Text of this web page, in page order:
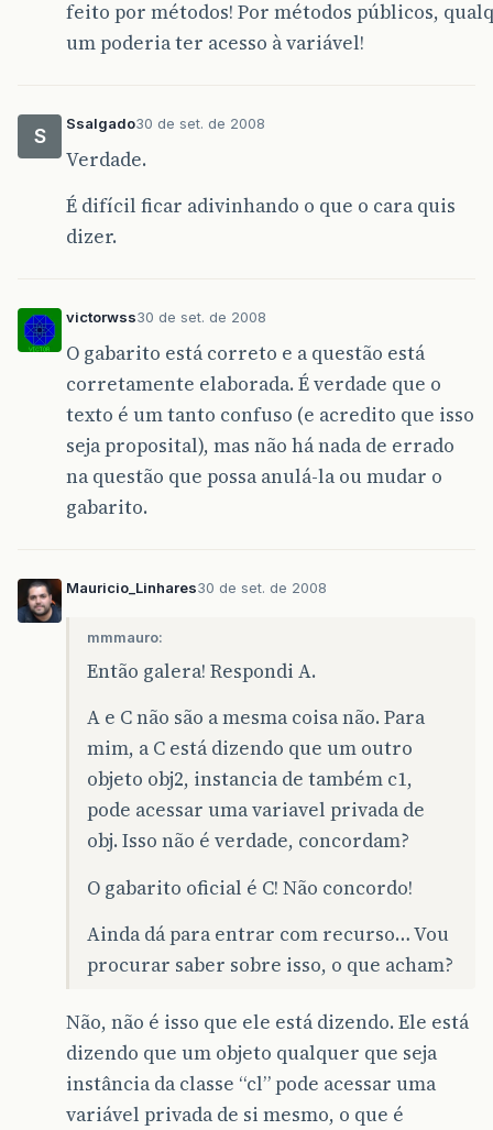
feito por métodos! Por métodos públicos,
um poderia ter acesso à variável!
S
Ssalgado30 de set. de 2008
Verdade.
É difícil ficar adivinhando o que o cara quis
dizer.
victorwss30 de set. de 2008
O gabarito está correto e a questão está
corretamente elaborada. É verdade que o
texto é um tanto confuso (e acredito que isso
seja proposital), mas não há nada de errado
na questão que possa anulá-la ou mudar o
gabarito.
Mauricio_Linhares30 de set. de 2008
mmmauro:
Então galera! Respondi A.
A e C não são a mesma coisa não. Para
mim, a C está dizendo que um outro
objeto obj2, instancia de também c1,
pode acessar uma variavel privada de
obj. Isso não é verdade, concordam?
O gabarito oficial é C! Não concordo!
Ainda dá para entrar com recurso… Vou
procurar saber sobre isso, o que acham?
Não, não é isso que ele está dizendo. Ele está
dizendo que um objeto qualquer que seja
instância da classe “cl” pode acessar uma
variável privada de si mesmo, o que é